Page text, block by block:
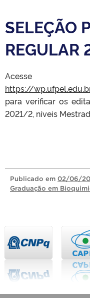
SELEÇÃO
REGULAR
https://
para verificar os
2021/2, níveis
Publicado em 02/06/
Graduação em